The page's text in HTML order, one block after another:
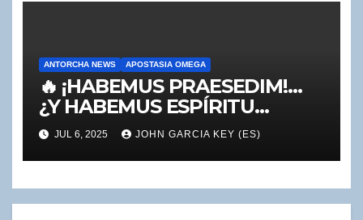
ANTORCHA NEWS APOSTASIA OMEGA
🔥 ¡HABEMUS PRAESEDIM!…
¿Y HABEMUS ESPÍRITU
SANTO? 🔥
JUL 6, 2025 JOHN GARCIA KEY (ES)